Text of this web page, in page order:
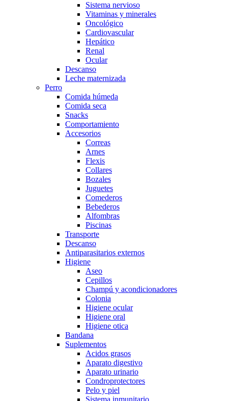
Sistema nervioso
Vitaminas y minerales
Oncológico
Cardiovascular
Hepático
Renal
Ocular
Descanso
Leche maternizada
Perro
Comida húmeda
Comida seca
Snacks
Comportamiento
Accesorios
Correas
Arnes
Flexis
Collares
Bozales
Juguetes
Comederos
Bebederos
Alfombras
Piscinas
Transporte
Descanso
Antiparasitarios externos
Higiene
Aseo
Cepillos
Champú y acondicionadores
Colonia
Higiene ocular
Higiene oral
Higiene otica
Bandana
Suplementos
Acidos grasos
Aparato digestivo
Aparato urinario
Condroprotectores
Pelo y piel
Sistema inmunitario